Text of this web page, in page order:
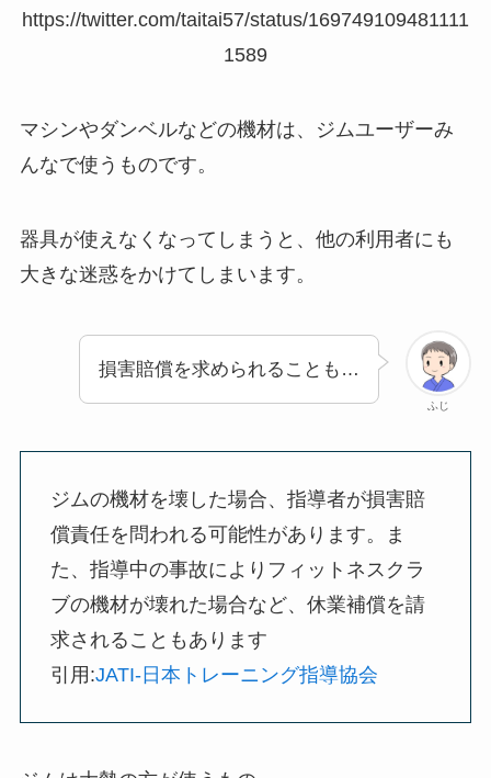
https://twitter.com/taitai57/status/169749109481111
1589
マシンやダンベルなどの機材は、ジムユーザーみ
んなで使うものです。
器具が使えなくなってしまうと、他の利用者にも
大きな迷惑をかけてしまいます。
ふじ
損害賠償を求められることも…
ジムの機材を壊した場合、指導者が損害賠
償責任を問われる可能性があります。ま
た、指導中の事故によりフィットネスクラ
ブの機材が壊れた場合など、休業補償を請
求されることもあります
引用:JATI-日本トレーニング指導協会